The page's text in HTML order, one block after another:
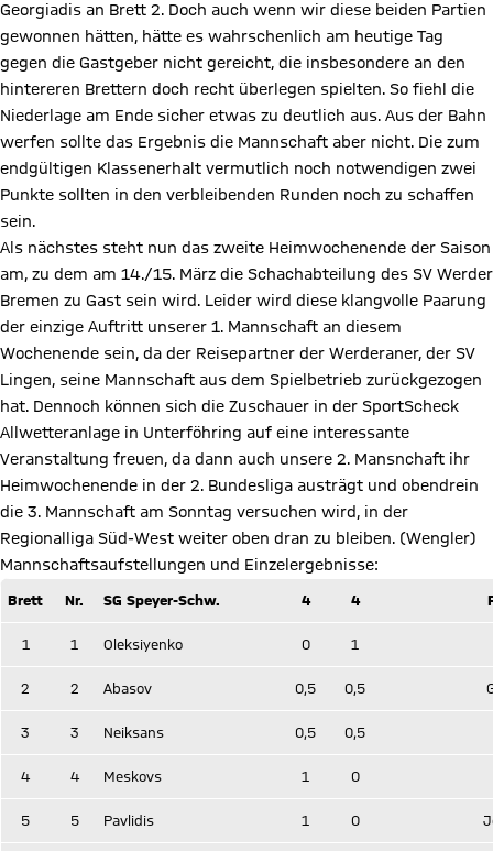
Georgiadis an Brett 2. Doch auch wenn wir diese beiden Partien
gewonnen hätten, hätte es wahrschenlich am heutige Tag
gegen die Gastgeber nicht gereicht, die insbesondere an den
hintereren Brettern doch recht überlegen spielten. So fiehl die
Niederlage am Ende sicher etwas zu deutlich aus. Aus der Bahn
werfen sollte das Ergebnis die Mannschaft aber nicht. Die zum
endgültigen Klassenerhalt vermutlich noch notwendigen zwei
Punkte sollten in den verbleibenden Runden noch zu schaffen
sein.
Als nächstes steht nun das zweite Heimwochenende der Saison
am, zu dem am 14./15. März die Schachabteilung des SV Werder
Bremen zu Gast sein wird. Leider wird diese klangvolle Paarung
der einzige Auftritt unserer 1. Mannschaft an diesem
Wochenende sein, da der Reisepartner der Werderaner, der SV
Lingen, seine Mannschaft aus dem Spielbetrieb zurückgezogen
hat. Dennoch können sich die Zuschauer in der SportScheck
Allwetteranlage in Unterföhring auf eine interessante
Veranstaltung freuen, da dann auch unsere 2. Mansnchaft ihr
Heimwochenende in der 2. Bundesliga austrägt und obendrein
die 3. Mannschaft am Sonntag versuchen wird, in der
Regionalliga Süd-West weiter oben dran zu bleiben. (Wengler)
Mannschaftsaufstellungen und Einzelergebnisse:
Brett Nr. SG Speyer-Schw. 4 4
1 1 Oleksiyenko 0 1
2 2 Abasov 0,5 0,5
3 3 Neiksans 0,5 0,5
4 4 Meskovs 1 0
5 5 Pavlidis 1 0